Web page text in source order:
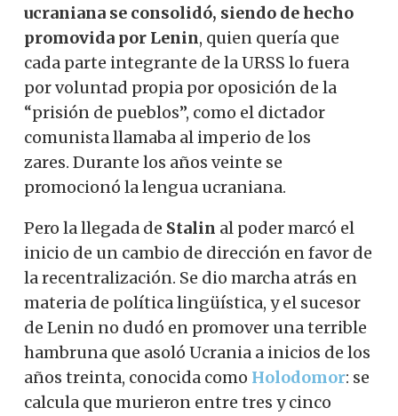
ucraniana se consolidó, siendo de hecho
promovida por Lenin, quien quería que
cada parte integrante de la URSS lo fuera
por voluntad propia por oposición de la
“prisión de pueblos”, como el dictador
comunista llamaba al imperio de los
zares. Durante los años veinte se
promocionó la lengua ucraniana.
Pero la llegada de Stalin al poder marcó el
inicio de un cambio de dirección en favor de
la recentralización. Se dio marcha atrás en
materia de política lingüística, y el sucesor
de Lenin no dudó en promover una terrible
hambruna que asoló Ucrania a inicios de los
años treinta, conocida como Holodomor: se
calcula que murieron entre tres y cinco